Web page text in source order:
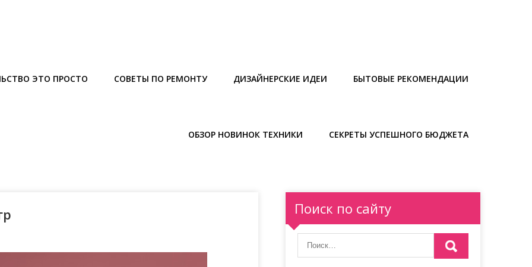
ЭТО ПРОСТО СОВЕТЫ ПО РЕМОНТУ ДИЗАЙНЕРСКИЕ ИДЕИ БЫТОВЫЕ РЕКОМЕНДАЦИИ
ОБЗОР НОВИНОК ТЕХНИКИ СЕКРЕТЫ УСПЕШНОГО БЮДЖЕТА
Поиск по сайту